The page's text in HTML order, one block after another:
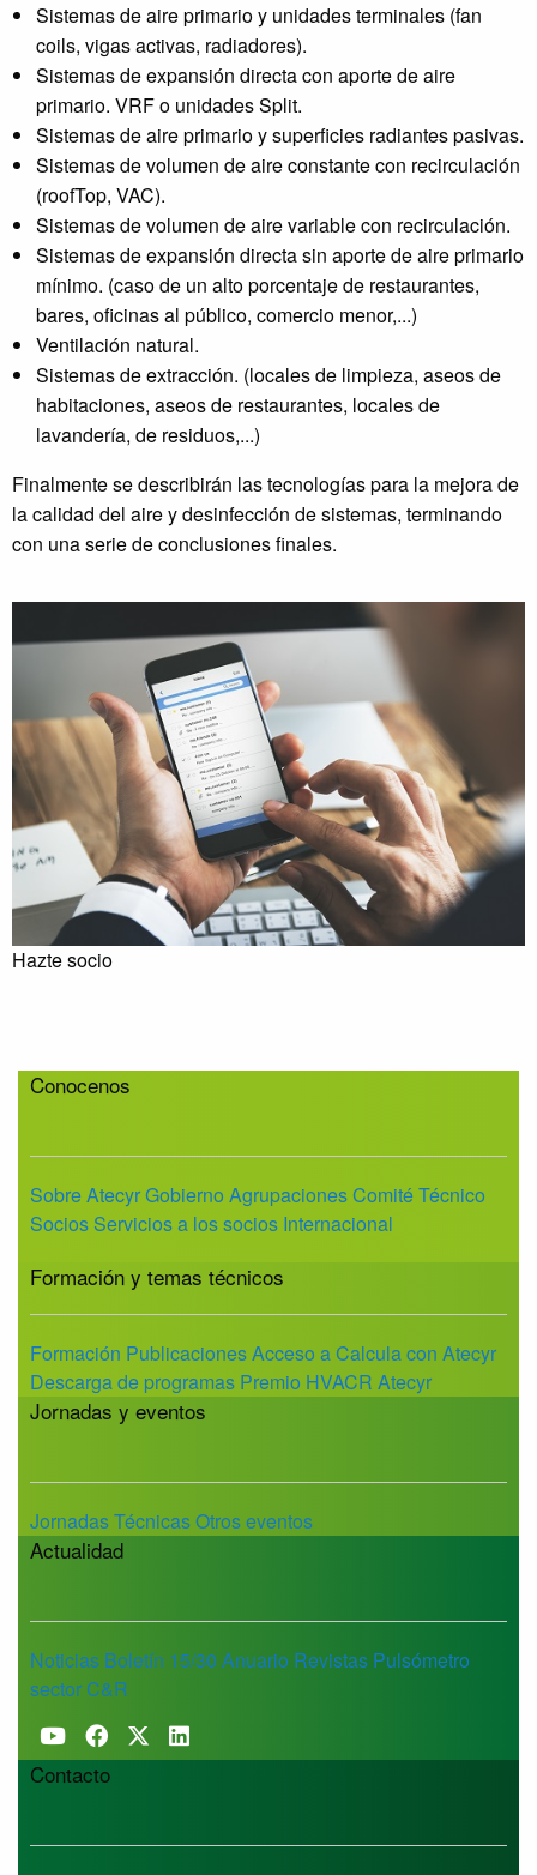
Sistemas de aire primario y unidades terminales (fan
coils, vigas activas, radiadores).
Sistemas de expansión directa con aporte de aire
primario. VRF o unidades Split.
Sistemas de aire primario y superficies radiantes pasivas.
Sistemas de volumen de aire constante con recirculación
(roofTop, VAC).
Sistemas de volumen de aire variable con recirculación.
Sistemas de expansión directa sin aporte de aire primario
mínimo. (caso de un alto porcentaje de restaurantes,
bares, oficinas al público, comercio menor,...)
Ventilación natural.
Sistemas de extracción. (locales de limpieza, aseos de
habitaciones, aseos de restaurantes, locales de
lavandería, de residuos,...)
Finalmente se describirán las tecnologías para la mejora de
la calidad del aire y desinfección de sistemas, terminando
con una serie de conclusiones finales.
Hazte socio
Conocenos
Sobre AtecyrGobierno AgrupacionesComité Técnico
Socios Servicios a los socios Internacional
Formación y temas técnicos
Formación PublicacionesAcceso a Calcula con Atecyr
Descarga de programas Premio HVACR Atecyr
Jornadas y eventos
Jornadas TécnicasOtros eventos
Actualidad
Noticias Boletín 15/30 Anuario Revistas Pulsómetro
sector C&R
Contacto